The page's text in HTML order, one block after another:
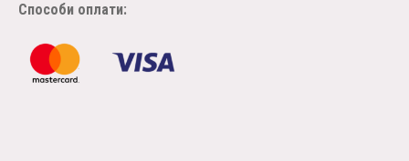
Способи оплати: